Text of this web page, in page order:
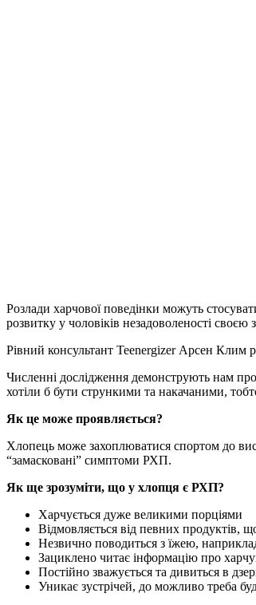
Розлади харчової поведінки можуть
розвитку у чоловіків незадоволеності
Рівний консультант Teenergizer Арсен Клим
Численні дослідження демонструють нам
хотіли б бути стрункими та накачаними,
Як це може проявляється?
Хлопець може захоплюватися спортом до
“замасковані” симптоми РХП.
Як ще зрозуміти, що у хлопця є РХП?
Харчується дуже великими порціями
Відмовляється від певних продуктів,
Незвично поводиться з їжею,
Зациклено читає інформацію про
Постійно зважується та дивиться в
Уникає зустрічей, до можливо треба